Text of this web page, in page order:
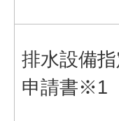
排水設備
申請書※1